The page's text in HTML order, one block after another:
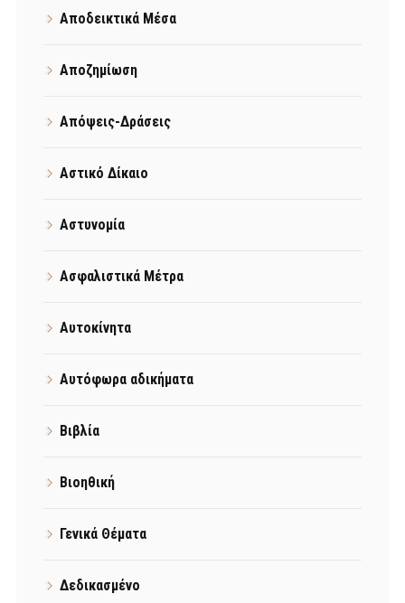
Αποδεικτικά Μέσα
Αποζημίωση
Απόψεις-Δράσεις
Αστικό Δίκαιο
Αστυνομία
Ασφαλιστικά Μέτρα
Αυτοκίνητα
Αυτόφωρα αδικήματα
Βιβλία
Βιοηθική
Γενικά Θέματα
Δεδικασμένο